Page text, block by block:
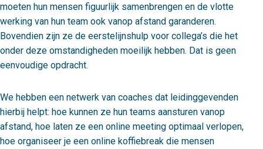
moeten hun mensen figuurlijk samenbrengen en de vlotte
werking van hun team ook vanop afstand garanderen.
Bovendien zijn ze de eerstelijnshulp voor collega’s die het
onder deze omstandigheden moeilijk hebben. Dat is geen
eenvoudige opdracht.
We hebben een netwerk van coaches dat leidinggevenden
hierbij helpt: hoe kunnen ze hun teams aansturen vanop
afstand, hoe laten ze een online meeting optimaal verlopen,
hoe organiseer je een online koffiebreak die mensen